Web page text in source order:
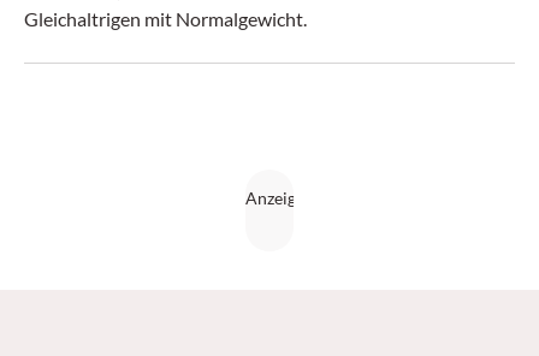
Gleichaltrigen mit Normalgewicht.